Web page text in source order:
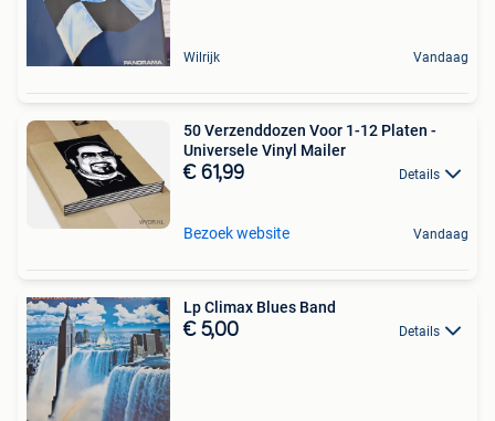
Wilrijk Vandaag
50 Verzenddozen Voor 1-12 Platen -
Universele Vinyl Mailer
€ 61,99 Details
Bezoek website Vandaag
Lp Climax Blues Band
€ 5,00 Details